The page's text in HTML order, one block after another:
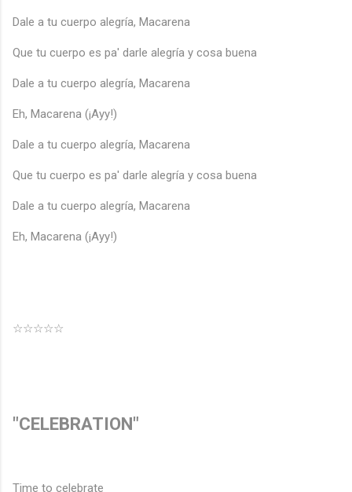
Dale a tu cuerpo alegría, Macarena
Que tu cuerpo es pa' darle alegría y cosa buena
Dale a tu cuerpo alegría, Macarena
Eh, Macarena (¡Ayy!)
Dale a tu cuerpo alegría, Macarena
Que tu cuerpo es pa' darle alegría y cosa buena
Dale a tu cuerpo alegría, Macarena
Eh, Macarena (¡Ayy!)
☆☆☆☆☆
"CELEBRATION"
Time to celebrate